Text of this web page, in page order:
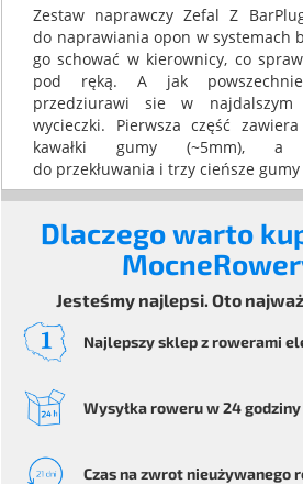
Zestaw naprawczy Zefal Z
do naprawiania opon w systemach
go schować w kierownicy, co
pod ręką. A jak
przedziurawi sie w
wycieczki. Pierwsza część
kawałki gumy (~5mm), a
do przekłuwania i trzy cieńsze gumy
Dlaczego warto
Jesteśmy najlepsi. Oto
Najlepszy sklep z rowerami
Wysyłkaroweruw 24 godziny
Czas na zwrotnieużywanego